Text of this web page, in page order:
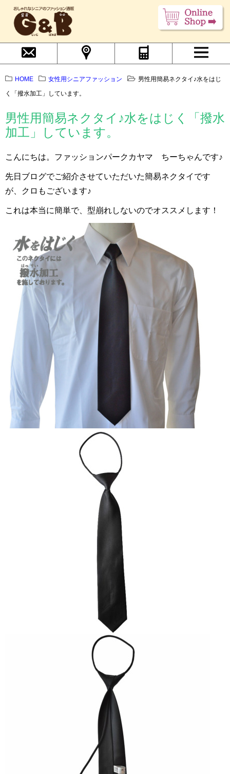
HOME 女性用シニアファッション
男性用簡易ネクタイ♪水をはじ
く「撥水加工」しています。
男性用簡易ネクタイ♪水をはじく「撥水
加工」しています。
こんにちは。ファッションパークカヤマ ちーちゃんです♪
先日ブログでご紹介させていただいた簡易ネクタイです
が、クロもございます♪
これは本当に簡単で、型崩れしないのでオススメします！